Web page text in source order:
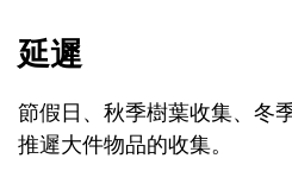
延遲
節假日、秋季樹葉收集、冬
推遲大件物品的收集。